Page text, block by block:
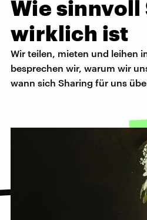
Wie sinnvoll
wirklich ist
Wir teilen, mieten und leihen
besprechen wir, warum wir
wann sich Sharing für uns